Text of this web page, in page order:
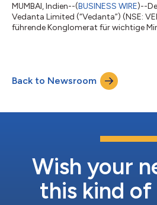
MUMBAI, Indien--(BUSINESS WIRE)--
Vedanta Limited (“Vedanta”) (NSE:
führende Konglomerat für wichtige
das erste Halbjahr. Dies entspricht im
entsprechenden Vorjahreszeitrum
konsolidierte Umsatz für Q2 belief...
Back to Newsroom
Wish your
this kind of